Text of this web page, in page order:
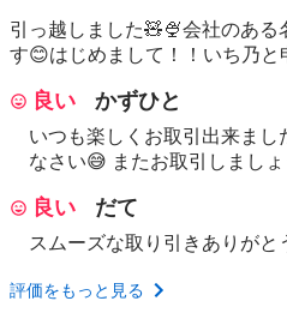
引っ越しました🧸🍨会社のあ
す😊はじめまして！！いち乃と
良い かずひと
いつも楽しくお取引出来まし
なさい😅 またお取引しましょ
良い だて
スムーズな取り引きありがと
評価をもっと見る